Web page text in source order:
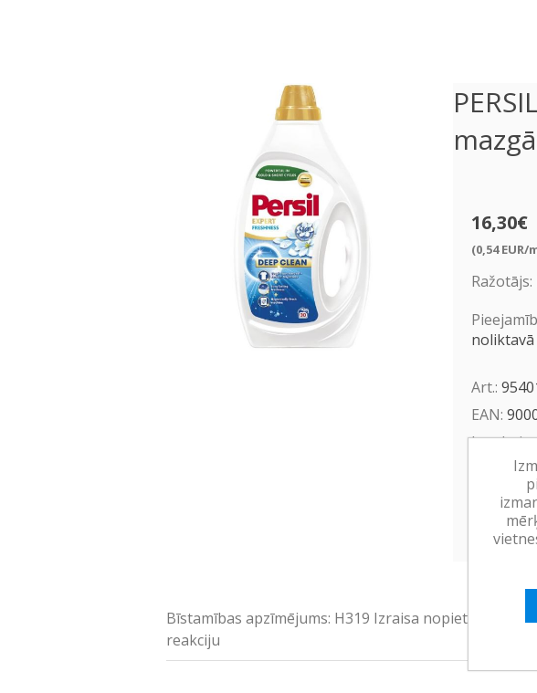
16,30€
(0,54
Ražotājs:
noliktavā
Art.:
EAN:
Bīstamības apzīmējums: H319 Izraisa nopietnu acu
reakciju